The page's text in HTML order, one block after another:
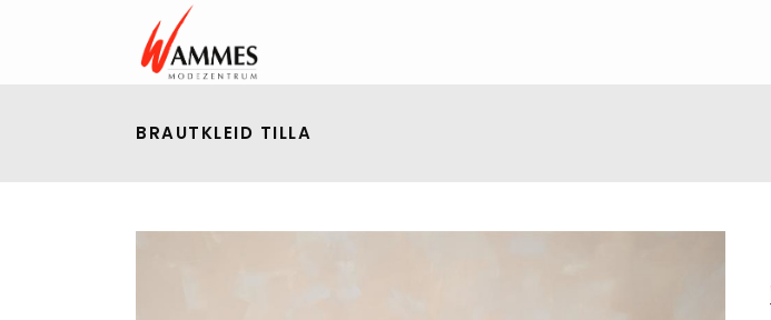
BRAUTKLEID TILLA